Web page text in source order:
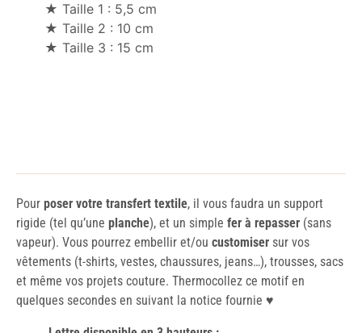
★ Taille 1 : 5,5 cm
★ Taille 2 : 10 cm
★ Taille 3 : 15 cm
Pour poser votre transfert textile, il vous faudra un support
rigide (tel qu’une planche), et un simple fer à repasser (sans
vapeur). Vous pourrez embellir et/ou customiser sur vos
vêtements (t-shirts, vestes, chaussures, jeans…), trousses, sacs
et même vos projets couture. Thermocollez ce motif en
quelques secondes en suivant la notice fournie ♥️